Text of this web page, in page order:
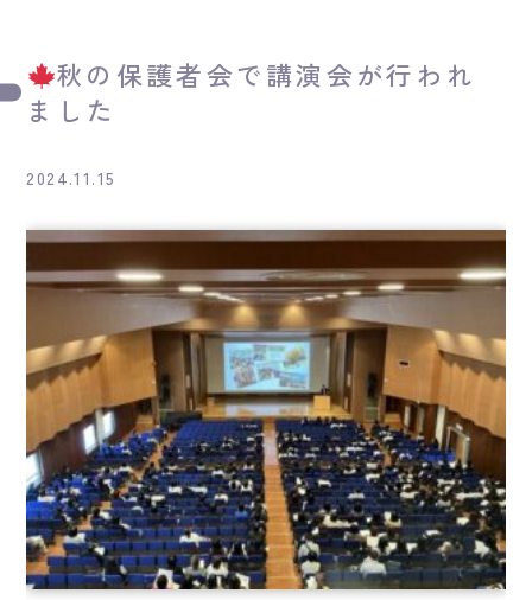
秋の保護者会で講演会が行われ
ました
2024.11.15